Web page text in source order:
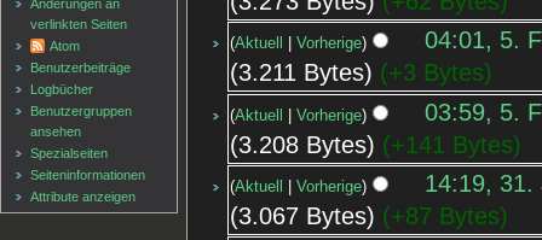
Aktuell Vorherige
04:01, 5.
3.211 Bytes
+3 Bytes
Aktuell Vorherige
03:59, 5.
3.208 Bytes
+141 Bytes
Aktuell Vorherige
14:19, 31.
3.067 Bytes
+87 Bytes
Änderungen an
verlinkten Seiten
Atom
Benutzerbeiträge
Logbücher
Benutzergruppen
ansehen
Spezialseiten
Seiten­informationen
Attribute anzeigen